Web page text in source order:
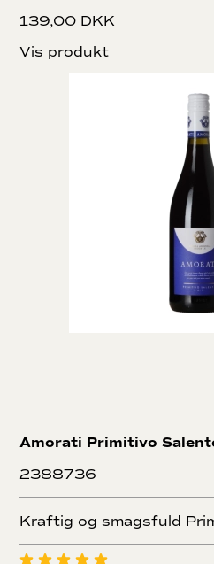
139,00 DKK
Vis produkt
Amorati Primitivo
2388736
Kraftig og smagsfuld